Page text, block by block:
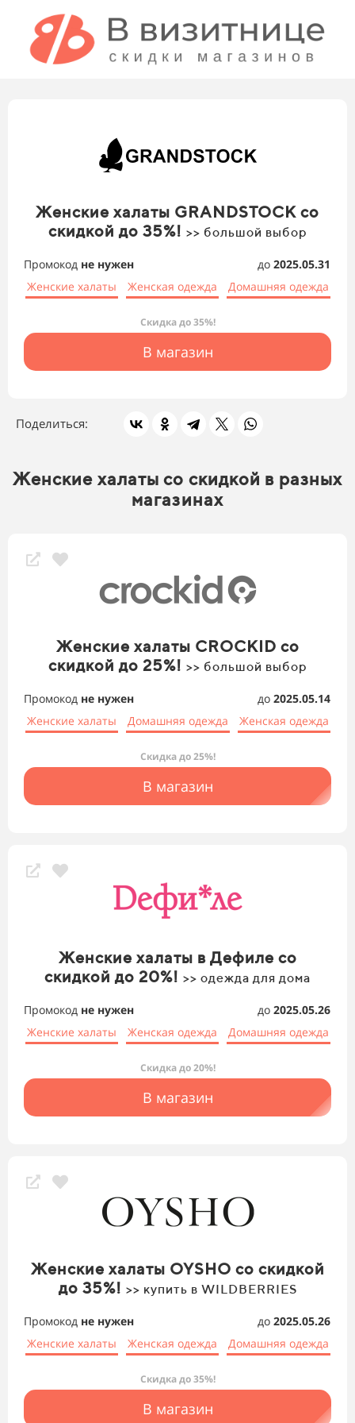
Женские халаты GRANDSTOCK со
скидкой до 35%! >> большой выбор
Промокод не нужен до 2025.05.31
Женские халаты
Женская одежда Домашняя одежда
Скидка до 35%!
В магазин
Поделиться:
Женские халаты со скидкой в разных
магазинах
Женские халаты CROCKID со
скидкой до 25%! >> большой выбор
Промокод не нужен до 2025.05.14
Женские халаты
Домашняя одежда Женская одежда
Скидка до 25%!
В магазин
Женские халаты в Дефиле со
скидкой до 20%! >> одежда для дома
Промокод не нужен до 2025.05.26
Женские халаты
Женская одежда Домашняя одежда
Скидка до 20%!
В магазин
Женские халаты OYSHO со скидкой
до 35%! >> купить в WILDBERRIES
Промокод не нужен до 2025.05.26
Женские халаты
Женская одежда Домашняя одежда
Скидка до 35%!
В магазин